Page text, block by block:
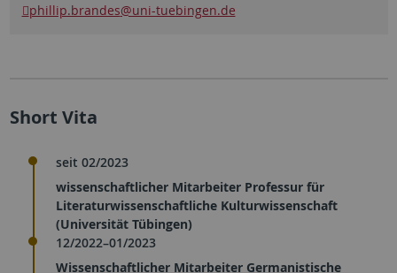
phillip.brandes@uni-tuebingen.de
Short Vita
seit 02/2023
wissenschaftlicher Mitarbeiter Professur für
Literaturwissenschaftliche Kulturwissenschaft
(Universität Tübingen)
12/2022–01/2023
Wissenschaftlicher Mitarbeiter Germanistische